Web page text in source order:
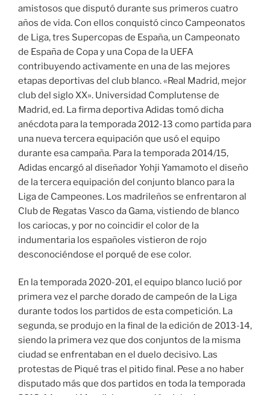
amistosos que disputó durante sus primeros cuatro
años de vida. Con ellos conquistó cinco Campeonatos
de Liga, tres Supercopas de España, un Campeonato
de España de Copa y una Copa de la UEFA
contribuyendo activamente en una de las mejores
etapas deportivas del club blanco. «Real Madrid, mejor
club del siglo XX». Universidad Complutense de
Madrid, ed. La firma deportiva Adidas tomó dicha
anécdota para la temporada 2012-13 como partida para
una nueva tercera equipación que usó el equipo
durante esa campaña. Para la temporada 2014/15,
Adidas encargó al diseñador Yohji Yamamoto el diseño
de la tercera equipación del conjunto blanco para la
Liga de Campeones. Los madrileños se enfrentaron al
Club de Regatas Vasco da Gama, vistiendo de blanco
los cariocas, y por no coincidir el color de la
indumentaria los españoles vistieron de rojo
desconociéndose el porqué de ese color.
En la temporada 2020-201, el equipo blanco lució por
primera vez el parche dorado de campeón de la Liga
durante todos los partidos de esta competición. La
segunda, se produjo en la final de la edición de 2013-14,
siendo la primera vez que dos conjuntos de la misma
ciudad se enfrentaban en el duelo decisivo. Las
protestas de Piqué tras el pitido final. Pese a no haber
disputado más que dos partidos en toda la temporada